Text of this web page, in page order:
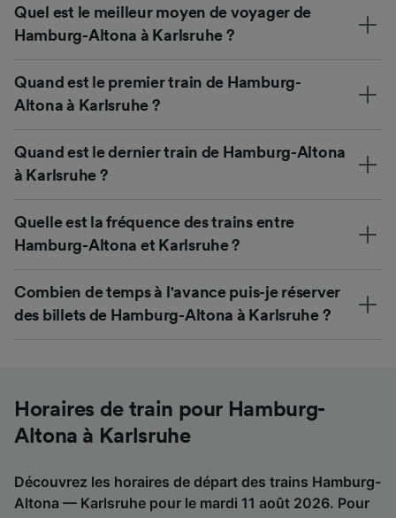
Quel est le meilleur moyen de voyager de
Hamburg-Altona à Karlsruhe ?
Quand est le premier train de Hamburg-
Altona à Karlsruhe ?
Quand est le dernier train de Hamburg-Altona
à Karlsruhe ?
Quelle est la fréquence des trains entre
Hamburg-Altona et Karlsruhe ?
Combien de temps à l'avance puis-je réserver
des billets de Hamburg-Altona à Karlsruhe ?
Horaires de train pour Hamburg-
Altona à Karlsruhe
Découvrez les horaires de départ des trains Hamburg-
Altona — Karlsruhe pour le mardi 11 août 2026. Pour